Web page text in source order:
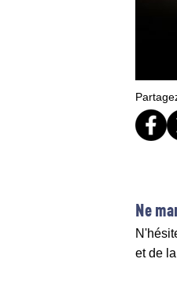
Ne
et de